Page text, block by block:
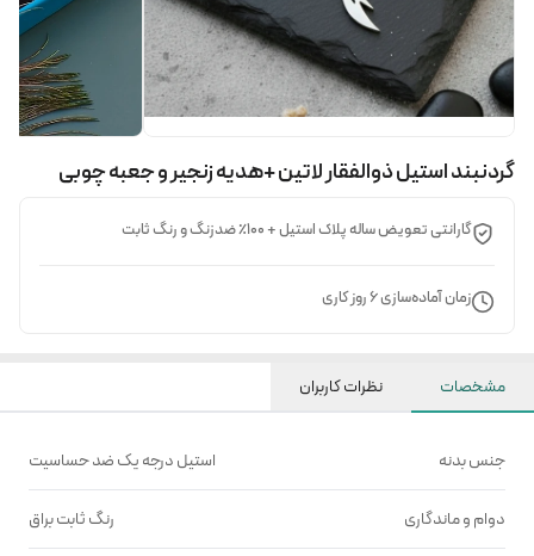
گردنبند استیل ذوالفقار لاتین +هدیه زنجیر و جعبه چوبی
گارانتی تعویض ساله پلاک استیل + ۱۰۰٪ ضدزنگ و رنگ ثابت
زمان آماده‌سازی6روز کاری
مشخصات نظرات کاربران
جنس بدنه استیل درجه یک ضد حساسیت
دوام و ماندگاری رنگ ثابت براق